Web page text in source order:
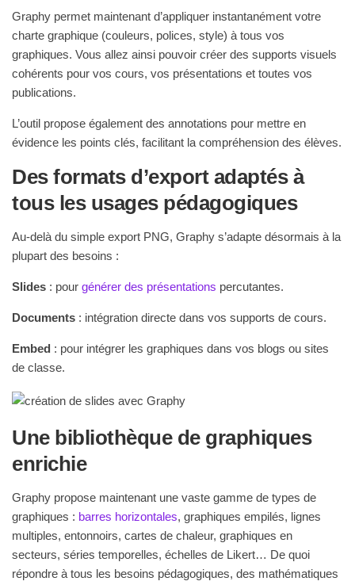
Graphy permet maintenant d’appliquer instantanément votre
charte graphique (couleurs, polices, style) à tous vos
graphiques. Vous allez ainsi pouvoir créer des supports visuels
cohérents pour vos cours, vos présentations et toutes vos
publications.
L’outil propose également des annotations pour mettre en
évidence les points clés, facilitant la compréhension des élèves.
Des formats d’export adaptés à
tous les usages pédagogiques
Au-delà du simple export PNG, Graphy s’adapte désormais à la
plupart des besoins :
Slides : pour générer des présentations percutantes.
Documents : intégration directe dans vos supports de cours.
Embed : pour intégrer les graphiques dans vos blogs ou sites
de classe.
Une bibliothèque de graphiques
enrichie
Graphy propose maintenant une vaste gamme de types de
graphiques : barres horizontales, graphiques empilés, lignes
multiples, entonnoirs, cartes de chaleur, graphiques en
secteurs, séries temporelles, échelles de Likert… De quoi
répondre à tous les besoins pédagogiques, des mathématiques